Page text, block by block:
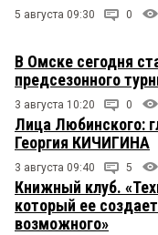
5 августа 09:30 0
В Омске сегодня
предсезонного
3 августа 10:20 0
Лица Любинского:
Георгия КИЧИГИНА
3 августа 09:40 5
Книжный клуб.
который ее
возможного»